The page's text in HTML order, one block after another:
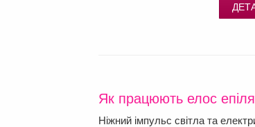
Як працюють елос
Ніжний імпульс світла та